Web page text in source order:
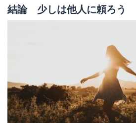
結論 少しは他人に頼ろう